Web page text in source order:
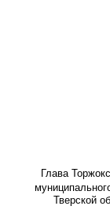
Глава
муниципального
Тверской